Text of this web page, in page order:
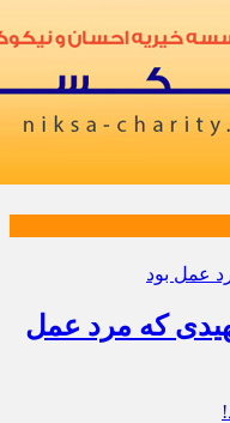
که مرد عمل